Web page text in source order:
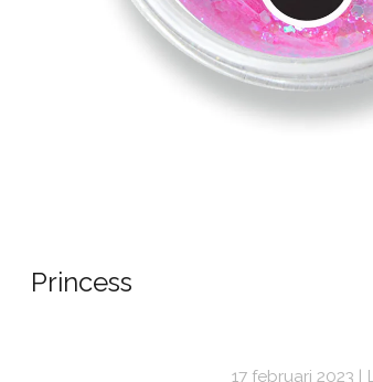
Princess
17 februari 2023